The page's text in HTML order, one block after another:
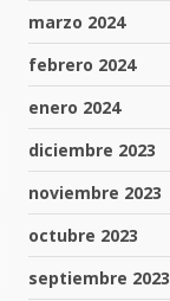
marzo 2024
febrero 2024
enero 2024
diciembre 2023
noviembre 2023
octubre 2023
septiembre 2023